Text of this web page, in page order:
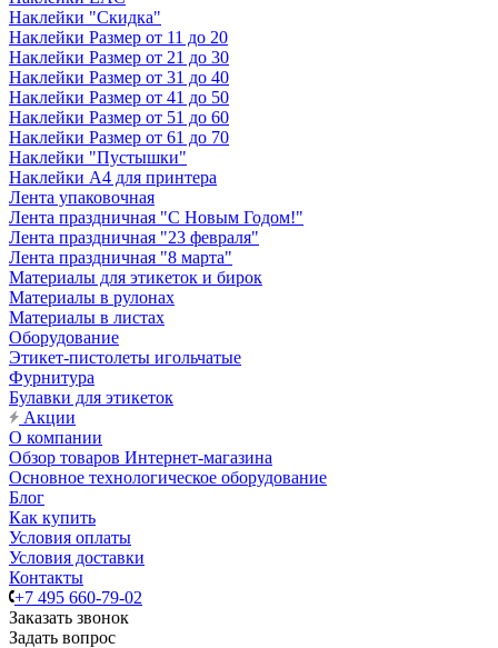
Наклейки "Скидка"
Наклейки Размер от 11 до 20
Наклейки Размер от 21 до 30
Наклейки Размер от 31 до 40
Наклейки Размер от 41 до 50
Наклейки Размер от 51 до 60
Наклейки Размер от 61 до 70
Наклейки "Пустышки"
Наклейки А4 для принтера
Лента упаковочная
Лента праздничная "С Новым Годом!"
Лента праздничная "23 февраля"
Лента праздничная "8 марта"
Материалы для этикеток и бирок
Материалы в рулонах
Материалы в листах
Оборудование
Этикет-пистолеты игольчатые
Фурнитура
Булавки для этикеток
Акции
О компании
Обзор товаров Интернет-магазина
Основное технологическое оборудование
Блог
Как купить
Условия оплаты
Условия доставки
Контакты
+7 495 660-79-02
Заказать звонок
Задать вопрос